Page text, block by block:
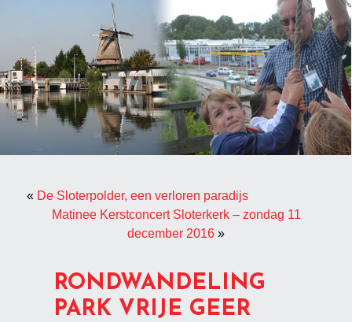
« De Sloterpolder, een verloren paradijs
Matinee Kerstconcert Sloterkerk – zondag 11
december 2016 »
RONDWANDELING
PARK VRIJE GEER